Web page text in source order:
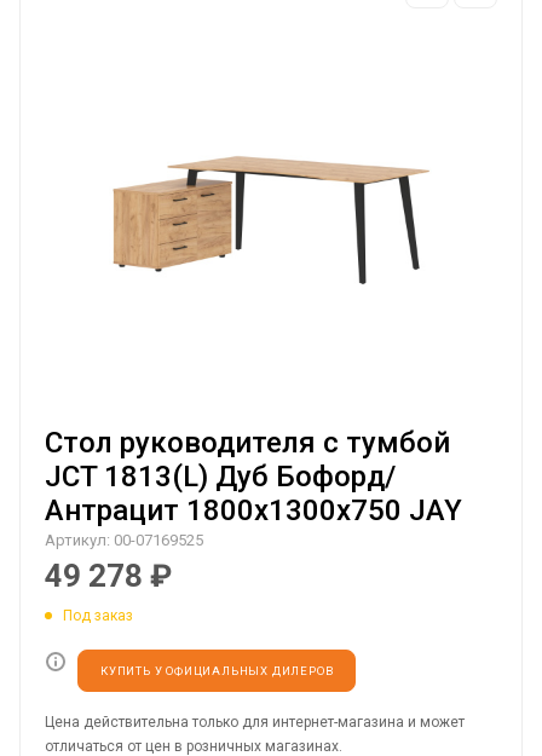
Стол руководителя с тумбой
JCT 1813(L) Дуб Бофорд/
Антрацит 1800х1300х750 JAY
Артикул: 00-07169525
49 278 ₽
Под заказ
КУПИТЬ У ОФИЦИАЛЬНЫХ ДИЛЕРОВ
Цена действительна только для интернет-магазина и может
отличаться от цен в розничных магазинах.